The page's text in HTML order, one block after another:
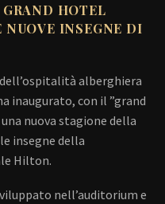
HOTEL
INSEGNE DI
alberghiera
inaugurato, con il ”grand
nuova stagione della
insegne della
Hilton.
nell’auditorium e